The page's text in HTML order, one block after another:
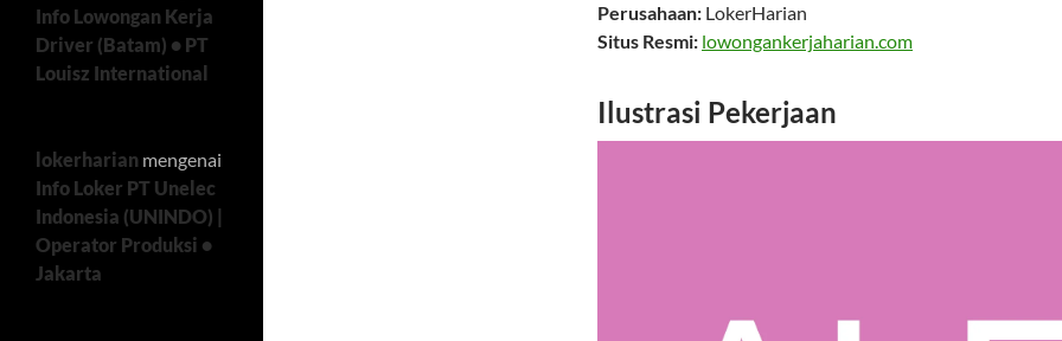
Perusahaan: LokerHarian
Situs Resmi: lowongankerjaharian.com
Ilustrasi Pekerjaan
Info Lowongan Kerja
Driver (Batam) • PT
Louisz International
lokerharian mengenai
Info Loker PT Unelec
Indonesia (UNINDO) |
Operator Produksi •
Jakarta